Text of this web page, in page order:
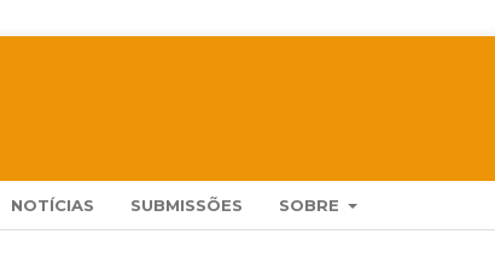
NOTÍCIAS SUBMISSÕES SOBRE